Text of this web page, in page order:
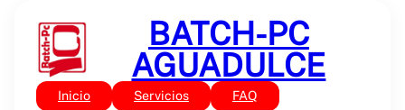
contenido
BATCH-PC
AGUADULCE
Inicio Servicios FAQ
Sin categoría